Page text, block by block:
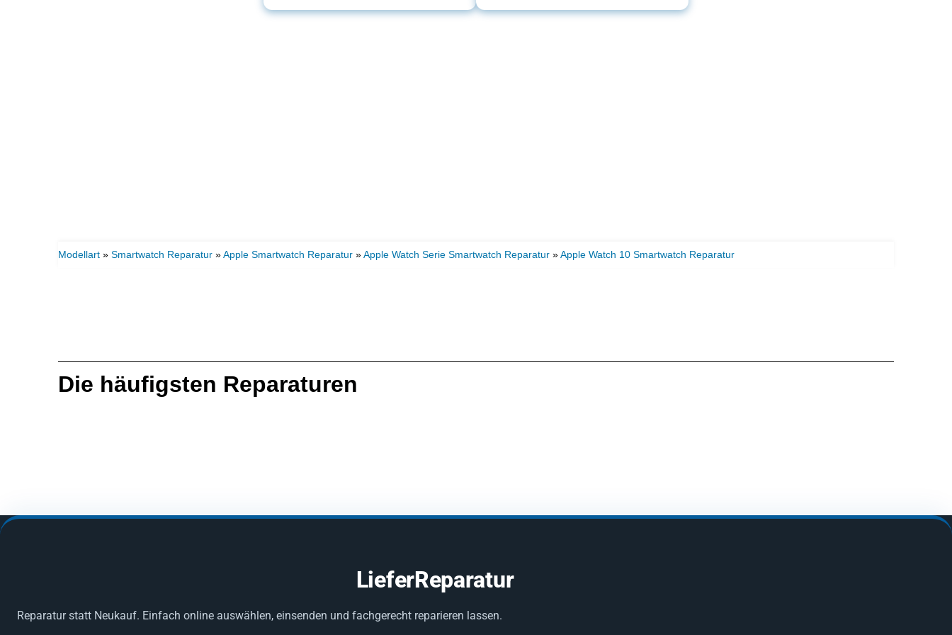
Modellart » Smartwatch Reparatur »Apple Smartwatch Reparatur »Apple Watch Serie Smartwatch Reparatur »Apple Watch 10 Smartwatch Reparatur
Die häufigsten Reparaturen
LieferReparatur
Reparatur statt Neukauf. Einfach online auswählen, einsenden und fachgerecht reparieren lassen.